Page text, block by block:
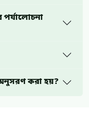
অনুসরণ করা হয়?